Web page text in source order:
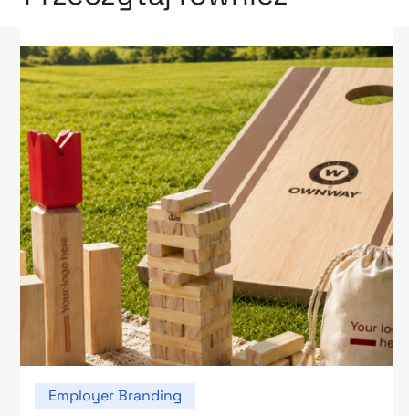
Employer Branding